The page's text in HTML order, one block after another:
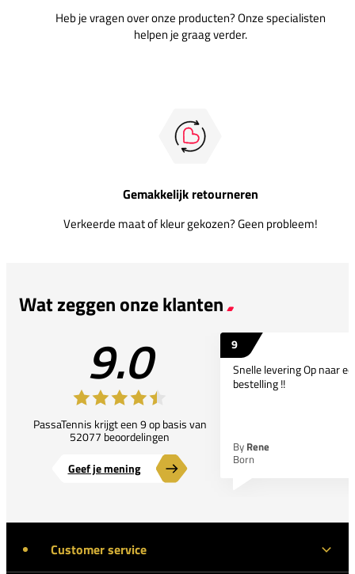
Heb je vragen over onze producten? Onze specialisten
helpen je graag verder.
Gemakkelijk retourneren
Verkeerde maat of kleur gekozen? Geen probleem!
Wat zeggen onze klanten
9.0
PassaTennis krijgt een 9 op basis van
52077 beoordelingen
Geef je mening
9
Snelle levering Op naar
bestelling !!
By Rene
Born
Customer service